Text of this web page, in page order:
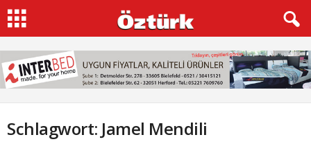
Schlagwort: Jamel Mendili